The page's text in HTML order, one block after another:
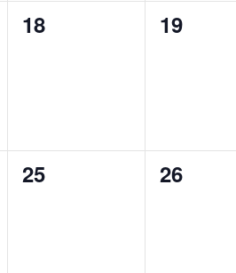
0
18
0
19
0
25
0
26